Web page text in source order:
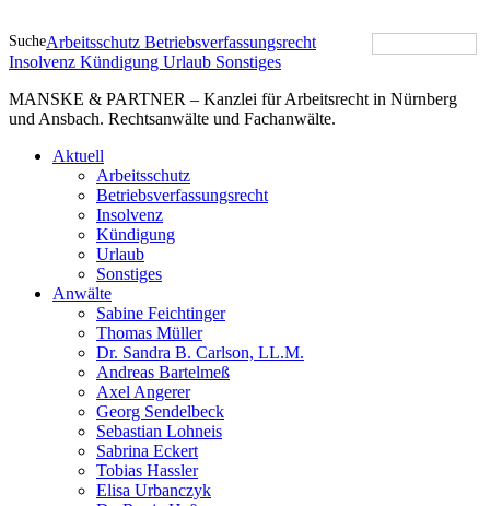
SucheArbeitsschutz Betriebsverfassungsrecht
Insolvenz Kündigung Urlaub Sonstiges
MANSKE & PARTNER – Kanzlei für Arbeitsrecht in Nürnberg
und Ansbach. Rechtsanwälte und Fachanwälte.
Aktuell
Arbeitsschutz
Betriebsverfassungsrecht
Insolvenz
Kündigung
Urlaub
Sonstiges
Anwälte
Sabine Feichtinger
Thomas Müller
Dr. Sandra B. Carlson, LL.M.
Andreas Bartelmeß
Axel Angerer
Georg Sendelbeck
Sebastian Lohneis
Sabrina Eckert
Tobias Hassler
Elisa Urbanczyk